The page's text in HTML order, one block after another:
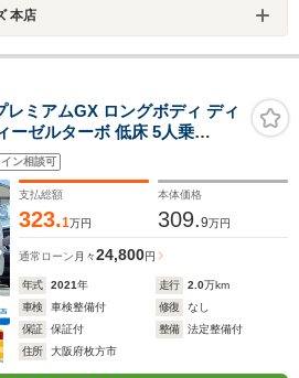
本店
ミアムGX ロングボディ ディ
ゼルターボ 低床 5人乗
全周囲カメラ SDナビ フルセ
側スライドドア スマートキー
USB Bluetooth ABS ESC
ン相談可
支払総額
323.1万円
本体価格
309.9万円
通常ローン 月々24,800円
年式 2021年 走行 2.0万km
車検
車検整備付 修復
なし
保証
保証付 整備
法定整備付
住所
大阪府枚方市